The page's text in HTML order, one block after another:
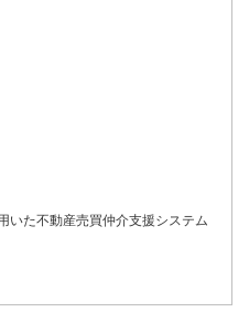
いた不動産売買仲介支援システム